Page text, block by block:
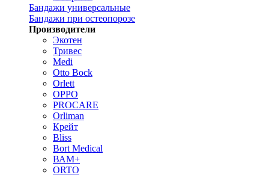
Бандажи универсальные
Бандажи при остеопорозе
Производители
Экотен
Тривес
Medi
Otto Bock
Orlett
OPPO
PROCARE
Orliman
Крейт
Bliss
Bort Medical
ВАМ+
ORTO